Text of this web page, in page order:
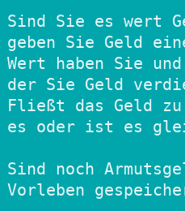
Sind Sie es wert
geben Sie Geld
Wert haben Sie
der Sie Geld
Fließt das Geld
es oder ist es
Sind noch
Vorleben